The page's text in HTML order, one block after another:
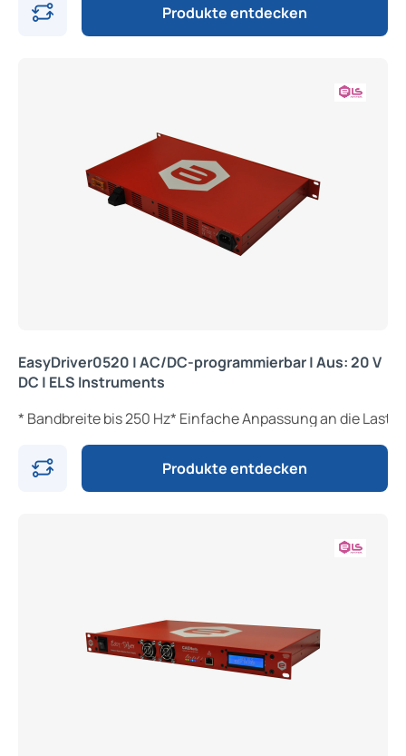
Produkte entdecken
EasyDriver0520 | AC/DC-programmierbar | Aus: 20 V
DC | ELS Instruments
* Bandbreite bis 250 Hz* Einfache Anpassung an die
Produkte entdecken